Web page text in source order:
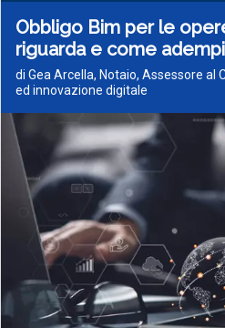
Obbligo Bim per le
riguarda e come
di Gea Arcella, Notaio, Assessore al
ed innovazione digitale